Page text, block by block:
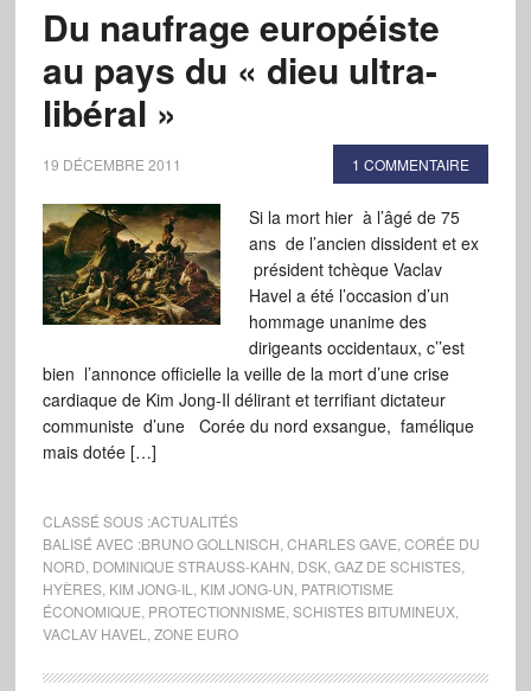
Du naufrage européiste
au pays du « dieu ultra-
libéral »
19 DÉCEMBRE 2011 1 COMMENTAIRE
Si la mort hier à l’âgé de 75
ans de l’ancien dissident et ex
président tchèque Vaclav
Havel a été l’occasion d’un
hommage unanime des
dirigeants occidentaux, c’’est
bien l’annonce officielle la veille de la mort d’une crise
cardiaque de Kim Jong-Il délirant et terrifiant dictateur
communiste d’une Corée du nord exsangue, famélique
mais dotée […]
CLASSÉ SOUS :ACTUALITÉS
BALISÉ AVEC :BRUNO GOLLNISCH CHARLES GAVE CORÉE DU
NORD DOMINIQUE STRAUSS-KAHN DSK, GAZ DE SCHISTES,
HYÈRES, KIM JONG-IL KIM JONG-UN PATRIOTISME
ÉCONOMIQUE PROTECTIONNISME SCHISTES BITUMINEUX,
VACLAV HAVEL
ZONE EURO